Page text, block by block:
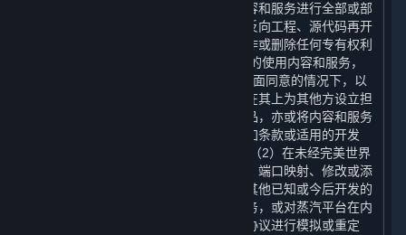
下，您不可以对通过蒸汽平台获得的内容和服务进行全部或部
分地复制、复印、出版、分发、翻译、反向工程、源代码再开
发、修改、拆解、反编译、衍生作品创作或删除任何专有权利
声明或标签。 您有权为您个人使用之目的使用内容和服务，
但您不得：（1）在未经完美世界事先书面同意的情况下，以
任何方式向其他方出售内容或服务，或在其上为其他方设立担
保，或向其他方转让内容和服务的复制品，亦或将内容和服务
出租或许可给他人使用，但本协议、附加条款或适用的开发
方/运营方条款中明确允许的情况除外；（2）在未经完美世界
事先书面同意的情况下，通过模拟协议、端口映射、修改或添
加内容和服务的组件、使用应用程序或其他已知或今后开发的
技术，为内容和服务搭建或提供匹配服务，或对蒸汽平台在内
容和服务的任何网络功能中使用的通信协议进行模拟或重定